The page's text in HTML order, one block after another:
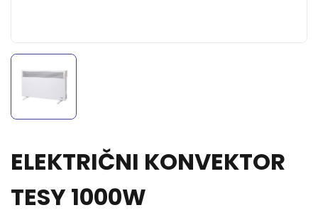
ELEKTRIČNI KONVEKTOR
TESY 1000W